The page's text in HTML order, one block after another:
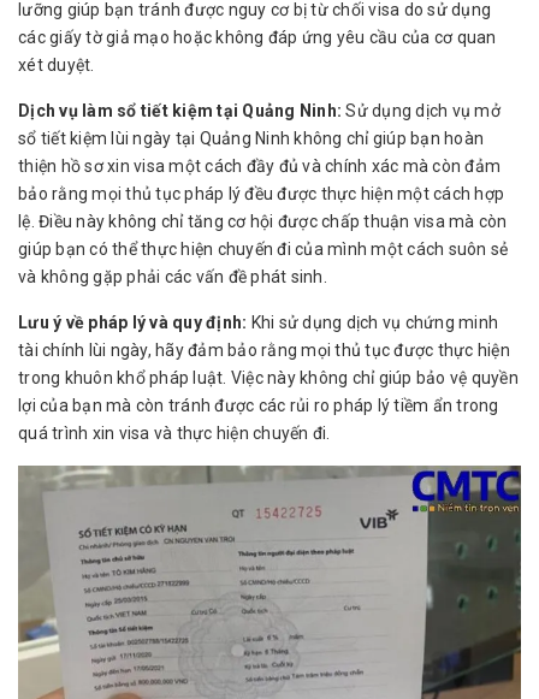
lưỡng giúp bạn tránh được nguy cơ bị từ chối visa do sử dụng
các giấy tờ giả mạo hoặc không đáp ứng yêu cầu của cơ quan
xét duyệt.
Dịch vụ làm sổ tiết kiệm tại Quảng Ninh:Sử dụng dịch vụ mở
sổ tiết kiệm lùi ngày tại Quảng Ninh không chỉ giúp bạn hoàn
thiện hồ sơ xin visa một cách đầy đủ và chính xác mà còn đảm
bảo rằng mọi thủ tục pháp lý đều được thực hiện một cách hợp
lệ. Điều này không chỉ tăng cơ hội được chấp thuận visa mà còn
giúp bạn có thể thực hiện chuyến đi của mình một cách suôn sẻ
và không gặp phải các vấn đề phát sinh.
Lưu ý về pháp lý và quy định: Khi sử dụng dịch vụ chứng minh
tài chính lùi ngày, hãy đảm bảo rằng mọi thủ tục được thực hiện
trong khuôn khổ pháp luật. Việc này không chỉ giúp bảo vệ quyền
lợi của bạn mà còn tránh được các rủi ro pháp lý tiềm ẩn trong
quá trình xin visa và thực hiện chuyến đi.